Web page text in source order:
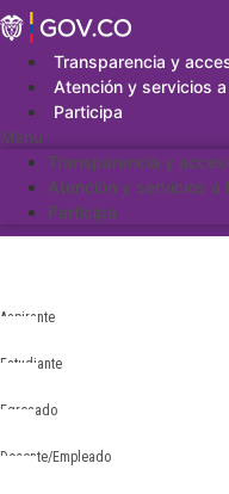
Saltar
al
contenidoTransparencia y
Atención y servicios
Participa
Menu
Transparencia y
Atención y servicios a
Participa
Aspirante
Estudiante
Egresado
Docente/Empleado